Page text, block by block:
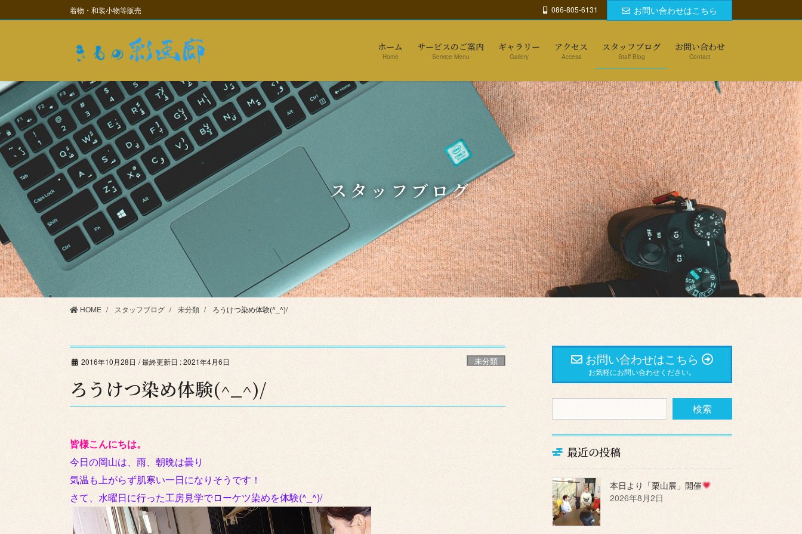
ン
に
移
ビ
ョ
ン
移
動
着物・和装小物等販売 086-805-6131 お問い合わせはこちら
ホーム
Home
サービスのご案内
Service Menu
ギャラリー
Gallery
アクセス
Access
スタッフブログ
Staff Blog
お問い合わせ
Contact
スタッフブログ
HOME スタッフブログ 未分類 ろうけつ染め体験(^_^)/
2016年10月28日 / 最終更新日 :2021年4月6日 未分類
ろうけつ染め体験(^_^)/
皆様こんにちは。
今日の岡山は、雨、朝晩は曇り
気温も上がらず肌寒い一日になりそうです！
さて、水曜日に行った工房見学でローケツ染めを体験(^_^)/
お問い合わせはこちら
お気軽にお問い合わせください。
最近の投稿
本日より「栗山展」開催
2026年8月2日